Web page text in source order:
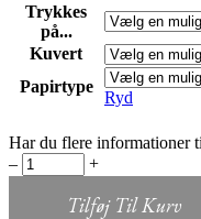
Trykkes
på...
Kuvert
Papirtype
Ryd
Har du flere informationer
Invitation
blade
‒ +
Tilføj Til Kurv